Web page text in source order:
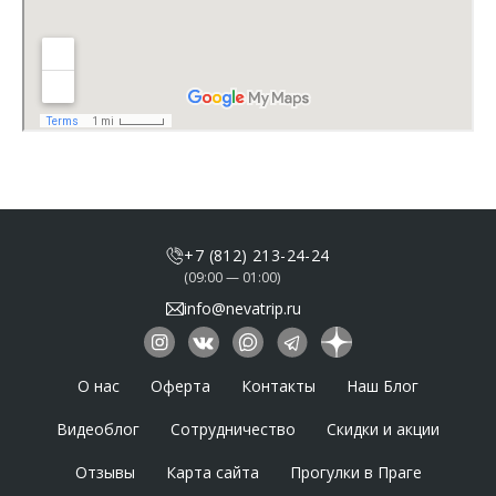
+7 (812) 213-24-24
(09:00 — 01:00)
info@nevatrip.ru
О нас Оферта Контакты Наш Блог
Видеоблог Сотрудничество Скидки и акции
Отзывы Карта сайта Прогулки в Праге